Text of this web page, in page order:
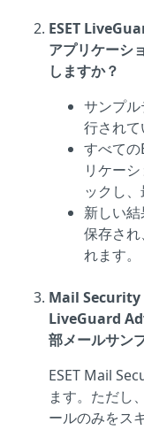
ESET
アプリケーシ
しますか？
サンプ
行されて
すべて
リケー
ックし、
新しい
保存さ
れます。
Mail Security
LiveGuard
部メールサン
ESET Mail
ます。ただし
ールのみをス